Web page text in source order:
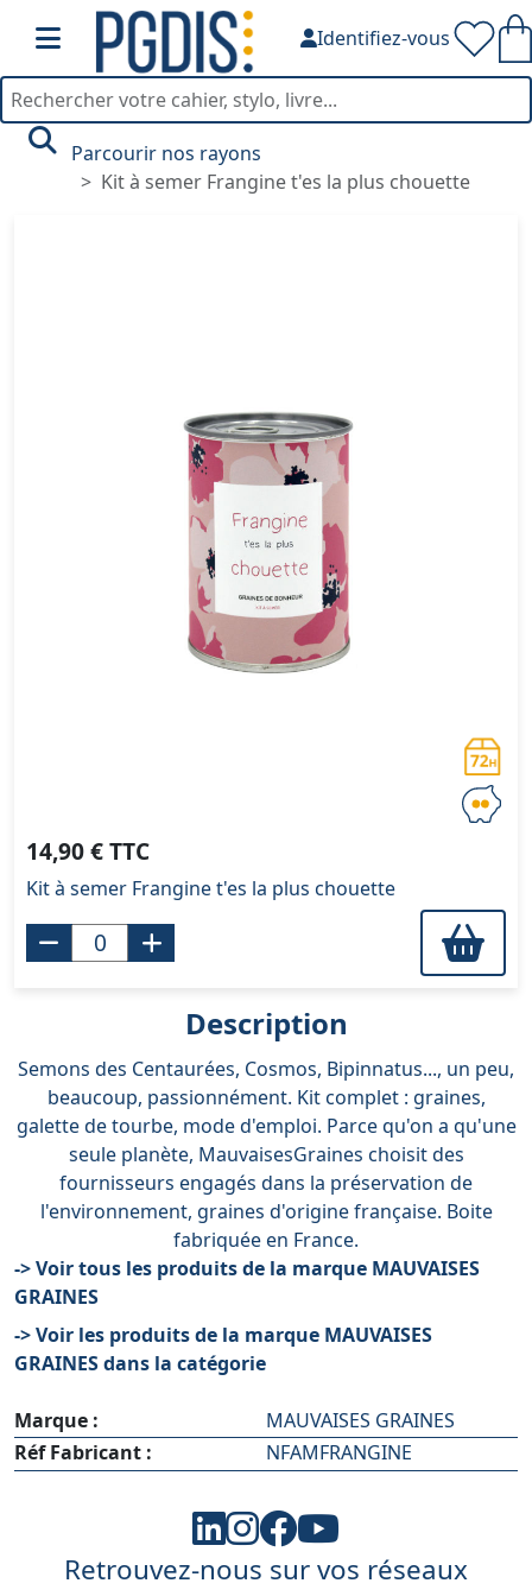
Identifiez-vous
Parcourir nos rayons
Kit à semer Frangine t'es la plus chouette
14,90 € TTC
Kit à semer Frangine t'es la plus chouette
Description
Semons des Centaurées, Cosmos, Bipinnatus..., un peu,
beaucoup, passionnément. Kit complet : graines,
galette de tourbe, mode d'emploi. Parce qu'on a qu'une
seule planète, MauvaisesGraines choisit des
fournisseurs engagés dans la préservation de
l'environnement, graines d'origine française. Boite
fabriquée en France.
-> Voir tous les produits de la marque MAUVAISES
GRAINES
-> Voir les produits de la marque MAUVAISES
GRAINES dans la catégorie
Marque :
MAUVAISES GRAINES
Réf Fabricant :
NFAMFRANGINE
Retrouvez-nous sur vos réseaux